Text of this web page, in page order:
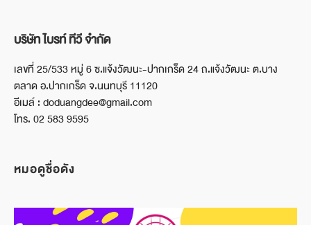
บริษัท ไบรท์ ทีวี จำกัด
เลขที่ 25/533 หมู่ 6 ซ.แจ้งวัฒนะ-ปากเกร็ด 24 ถ.แจ้งวัฒนะ ต.บาง
ตลาด อ.ปากเกร็ด จ.นนทบุรี 11120
อีเมล์ : doduangdee@gmail.com
โทร. 02 583 9595
หมอดูชื่อดัง